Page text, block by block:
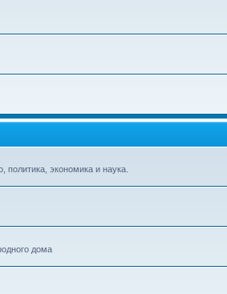
экономика и наука.
дома